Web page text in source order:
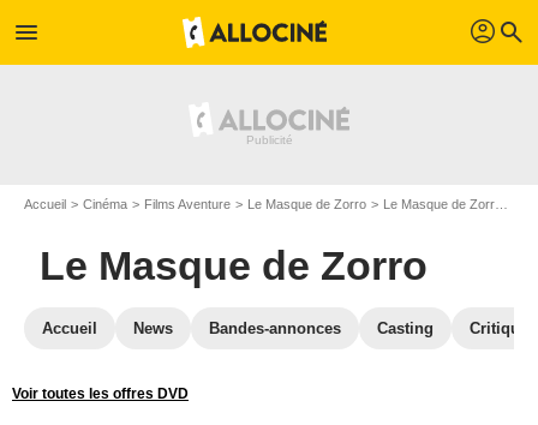
menu profil search
Accueil Cinéma Films Aventure Le Masque de Zorro Le Masque de Zorro en Blu Ray
Le Masque de Zorro
Accueil News Bandes-annonces Casting
Voir toutes les offres DVD